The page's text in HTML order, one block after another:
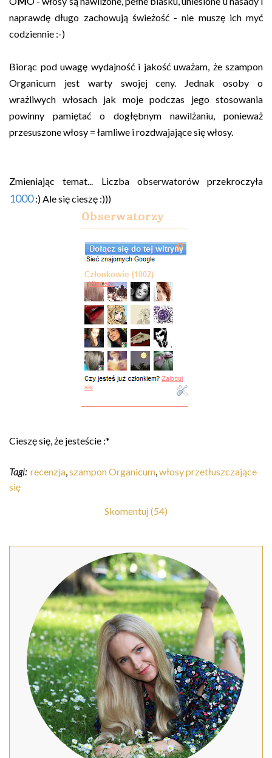
naprawdę długo zachowują świeżość - nie muszę ich myć
codziennie :-)
Biorąc pod uwagę wydajność i jakość uważam, że szampon
Organicum jest warty swojej ceny. Jednak osoby o
wrażliwych włosach jak moje podczas jego stosowania
powinny pamiętać o dogłębnym nawilżaniu, ponieważ
przesuszone włosy = łamliwe i rozdwajające się włosy.
Zmieniając temat... Liczba obserwatorów przekroczyła
1000:) Ale się cieszę :)))
Cieszę się, że jesteście :*
Tagi: recenzja szampon Organicum włosy przetłuszczające
się
Skomentuj (54)